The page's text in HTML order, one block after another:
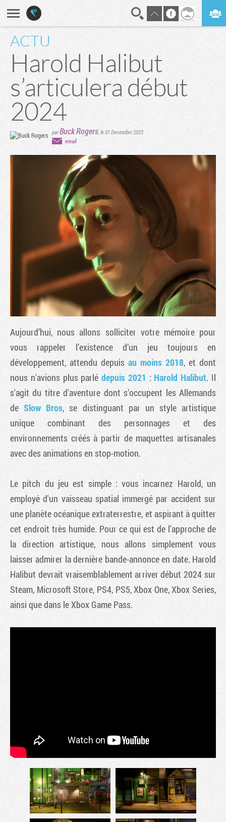
ACTU
Harold Halibut
s’articulera début
2024
parBuck Rogers,le 01 December 2023
email
Aujourd’hui, nous allons solliciter votre mémoire pour
vous rappeler l’existence d’un jeu toujours en
développement, attendu depuis au moins 2018, et dont
nous n'avions plus parlédepuis 2021 : Harold Halibut. Il
s'agit du titre d'aventure dont s’occupent les Allemands
deSlow Bros, se distinguant par un style artistique
unique combinant des personnages et des
environnements créés à partir de maquettes artisanales
avec des animations en stop-motion.
Le pitch du jeu est simple : vous incarnez Harold, un
employé d'un vaisseau spatial immergé par accident sur
une planète océanique extraterrestre, et aspirant à quitter
cet endroit très humide. Pour ce qui est de l'approche de
la direction artistique, nous allons simplement vous
laisser admirer la dernière bande-annonce en date. Harold
Halibut devrait vraisemblablement arriver début 2024 sur
Steam, Microsoft Store, PS4, PS5, Xbox One, Xbox Series,
ainsi que dans le Xbox Game Pass.
Tribune